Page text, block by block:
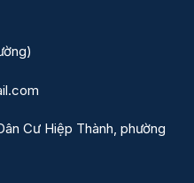
Cư Hiệp Thành, phường